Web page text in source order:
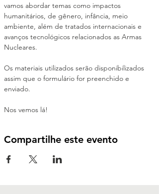
vamos abordar temas como impactos
humanitários, de gênero, infância, meio
ambiente, além de tratados internacionais e
avanços tecnológicos relacionados as Armas
Nucleares.
Os materiais utilizados serão disponibilizados
assim que o formulário for preenchido e
enviado.
Nos vemos lá!
Compartilhe este evento